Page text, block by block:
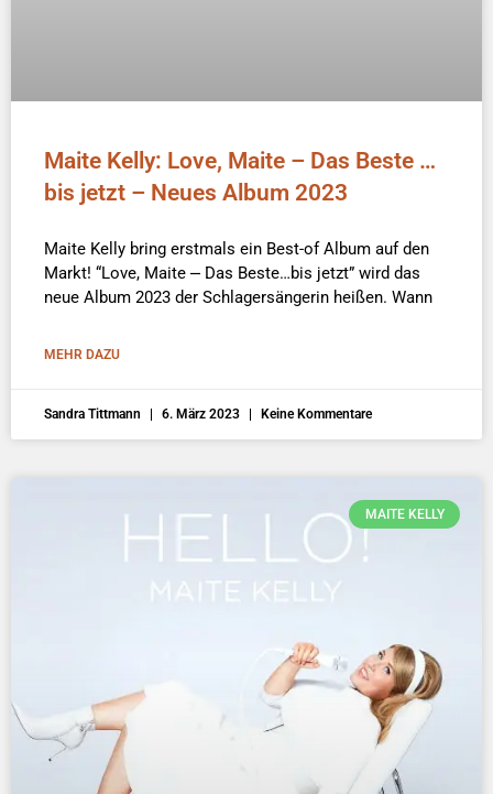
Maite Kelly: Love, Maite – Das Beste …
bis jetzt – Neues Album 2023
Maite Kelly bring erstmals ein Best-of Album auf den
Markt! “Love, Maite ⎼ Das Beste…bis jetzt” wird das
neue Album 2023 der Schlagersängerin heißen. Wann
MEHR DAZU
Sandra Tittmann 6. März 2023 Keine Kommentare
MAITE KELLY